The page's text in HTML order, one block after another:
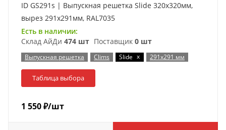
ID GS291s | Выпускная решетка Slide 320х320мм,
вырез 291х291мм, RAL7035
Есть в наличии:
Склад АйДи 474 шт Поставщик 0 шт
Выпускная решетка Clims Slide x 291x291 мм
Таблица выбора
1 550₽/шт